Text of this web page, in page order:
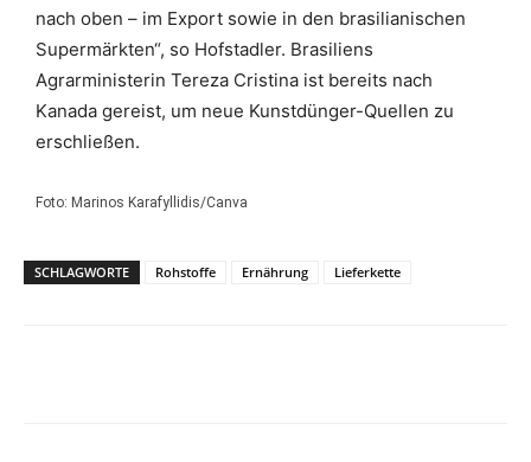
nach oben – im Export sowie in den brasilianischen
Supermärkten“, so Hofstadler. Brasiliens
Agrarministerin Tereza Cristina ist bereits nach
Kanada gereist, um neue Kunstdünger-Quellen zu
erschließen.
Foto: Marinos Karafyllidis/Canva
SCHLAGWORTE Rohstoffe Ernährung Lieferkette